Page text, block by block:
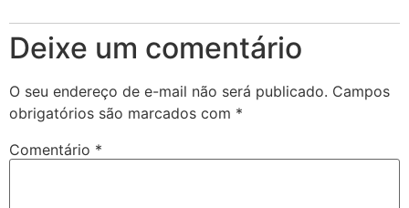
Deixe um comentário
O seu endereço de e-mail não será publicado. Campos
obrigatórios são marcados com *
Comentário *